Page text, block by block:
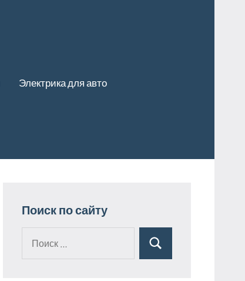
Электрика для авто
Поиск по сайту
Поиск